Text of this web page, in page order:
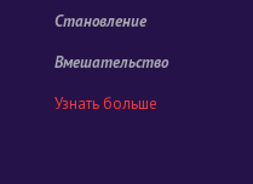
Становление
Вмешательство
Узнать больше